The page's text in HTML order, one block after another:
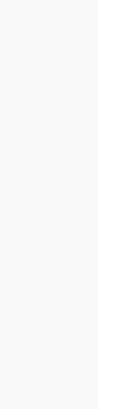
dataa i dette